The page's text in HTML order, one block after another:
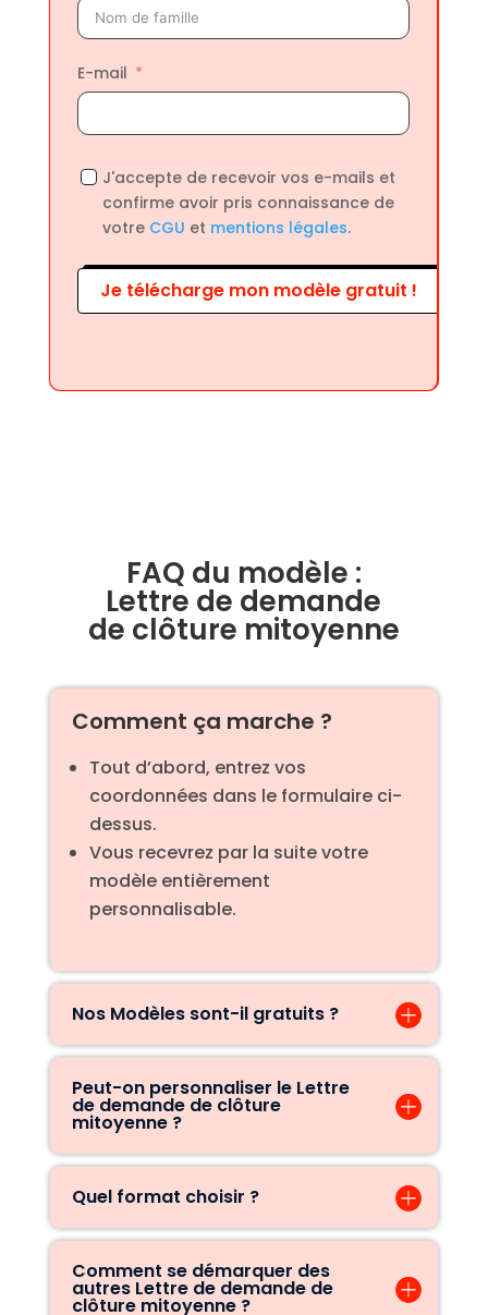
E-mail
J'accepte de recevoir vos e-mails et
confirme avoir pris connaissance de
votre CGU et mentions légales.
Je télécharge mon modèle gratuit !
FAQ du modèle :
Lettre de demande
de clôture mitoyenne
Comment ça marche ?
Tout d’abord, entrez vos
coordonnées dans le formulaire ci-
dessus.
Vous recevrez par la suite votre
modèle entièrement
personnalisable.
Nos Modèles sont-il gratuits ?
Peut-on personnaliser le Lettre
de demande de clôture
mitoyenne ?
Quel format choisir ?
Comment se démarquer des
autres Lettre de demande de
clôture mitoyenne ?